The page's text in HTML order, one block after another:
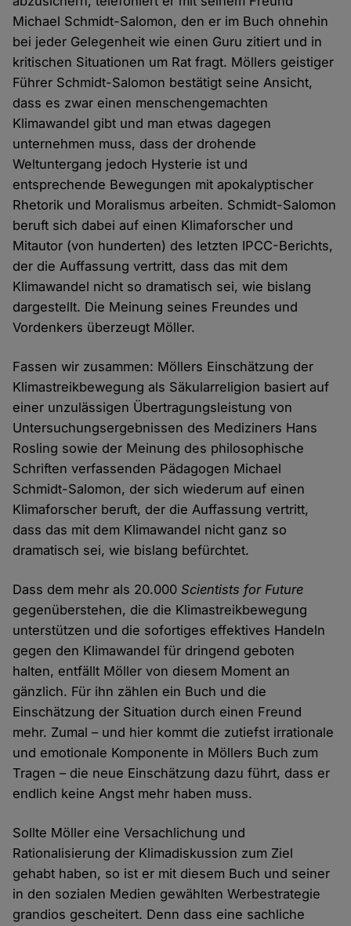
Michael Schmidt-Salomon, den er im Buch ohnehin
bei jeder Gelegenheit wie einen Guru zitiert und in
kritischen Situationen um Rat fragt. Möllers geistiger
Führer Schmidt-Salomon bestätigt seine Ansicht,
dass es zwar einen menschengemachten
Klimawandel gibt und man etwas dagegen
unternehmen muss, dass der drohende
Weltuntergang jedoch Hysterie ist und
entsprechende Bewegungen mit apokalyptischer
Rhetorik und Moralismus arbeiten. Schmidt-Salomon
beruft sich dabei auf einen Klimaforscher und
Mitautor (von hunderten) des letzten IPCC-Berichts,
der die Auffassung vertritt, dass das mit dem
Klimawandel nicht so dramatisch sei, wie bislang
dargestellt. Die Meinung seines Freundes und
Vordenkers überzeugt Möller.
Fassen wir zusammen: Möllers Einschätzung der
Klimastreikbewegung als Säkularreligion basiert auf
einer unzulässigen Übertragungsleistung von
Untersuchungsergebnissen des Mediziners Hans
Rosling sowie der Meinung des philosophische
Schriften verfassenden Pädagogen Michael
Schmidt-Salomon, der sich wiederum auf einen
Klimaforscher beruft, der die Auffassung vertritt,
dass das mit dem Klimawandel nicht ganz so
dramatisch sei, wie bislang befürchtet.
Dass dem mehr als 20.000Scientists for Future
gegenüberstehen, die die Klimastreikbewegung
unterstützen und die sofortiges effektives Handeln
gegen den Klimawandel für dringend geboten
halten, entfällt Möller von diesem Moment an
gänzlich. Für ihn zählen ein Buch und die
Einschätzung der Situation durch einen Freund
mehr. Zumal – und hier kommt die zutiefst irrationale
und emotionale Komponente in Möllers Buch zum
Tragen – die neue Einschätzung dazu führt, dass er
endlich keine Angst mehr haben muss.
Sollte Möller eine Versachlichung und
Rationalisierung der Klimadiskussion zum Ziel
gehabt haben, so ist er mit diesem Buch und seiner
in den sozialen Medien gewählten Werbestrategie
grandios gescheitert. Denn dass eine sachliche